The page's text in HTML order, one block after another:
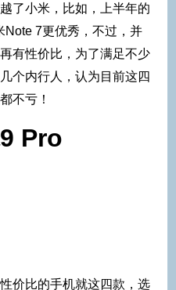
了小米，比如，上半年的
Note 7更优秀，不过，并
有性价比，为了满足不少
个内行人，认为目前这四
不亏！
Pro